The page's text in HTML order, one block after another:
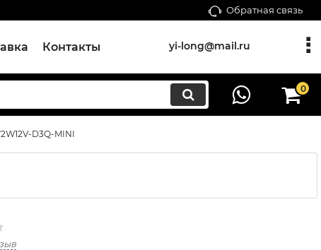
Обратная связь
Контакты yi-long@mail.ru
0
D3Q-MINI